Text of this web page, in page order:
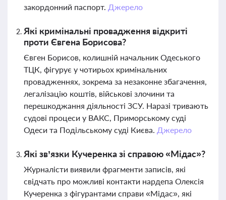
закордонний паспорт. Джерело
Які кримінальні провадження відкриті
проти Євгена Борисова?
Євген Борисов, колишній начальник Одеського
ТЦК, фігурує у чотирьох кримінальних
провадженнях, зокрема за незаконне збагачення,
легалізацію коштів, військові злочини та
перешкоджання діяльності ЗСУ. Наразі тривають
судові процеси у ВАКС, Приморському суді
Одеси та Подільському суді Києва. Джерело
Які зв’язки Кучеренка зі справою «Мідас»?
Журналісти виявили фрагменти записів, які
свідчать про можливі контакти нардепа Олексія
Кучеренка з фігурантами справи «Мідас», які